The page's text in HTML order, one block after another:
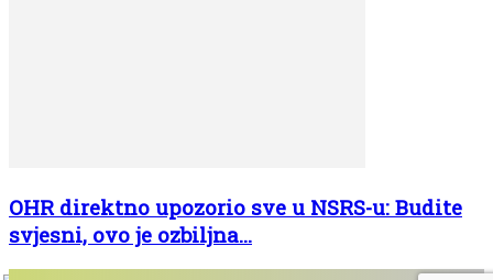
OHR direktno upozorio sve u NSRS-u: Budite
svjesni, ovo je ozbiljna...